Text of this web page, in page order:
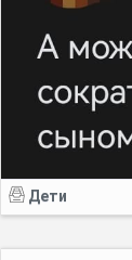
Дети